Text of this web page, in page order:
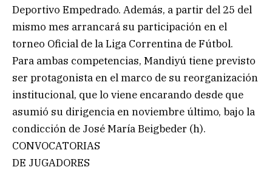
Deportivo Empedrado. Además, a partir del 25 del
mismo mes arrancará su participación en el
torneo Oficial de la Liga Correntina de Fútbol.
Para ambas competencias, Mandiyú tiene previsto
ser protagonista en el marco de su reorganización
institucional, que lo viene encarando desde que
asumió su dirigencia en noviembre último, bajo la
condicción de José María Beigbeder (h).
CONVOCATORIAS
DE JUGADORES